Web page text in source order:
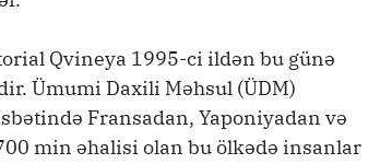
Qvineya 1995-ci ildən bu günə
Ümumi Daxili Məhsul (ÜDM)
Fransadan, Yaponiyadan və
min əhalisi olan bu ölkədə insanlar